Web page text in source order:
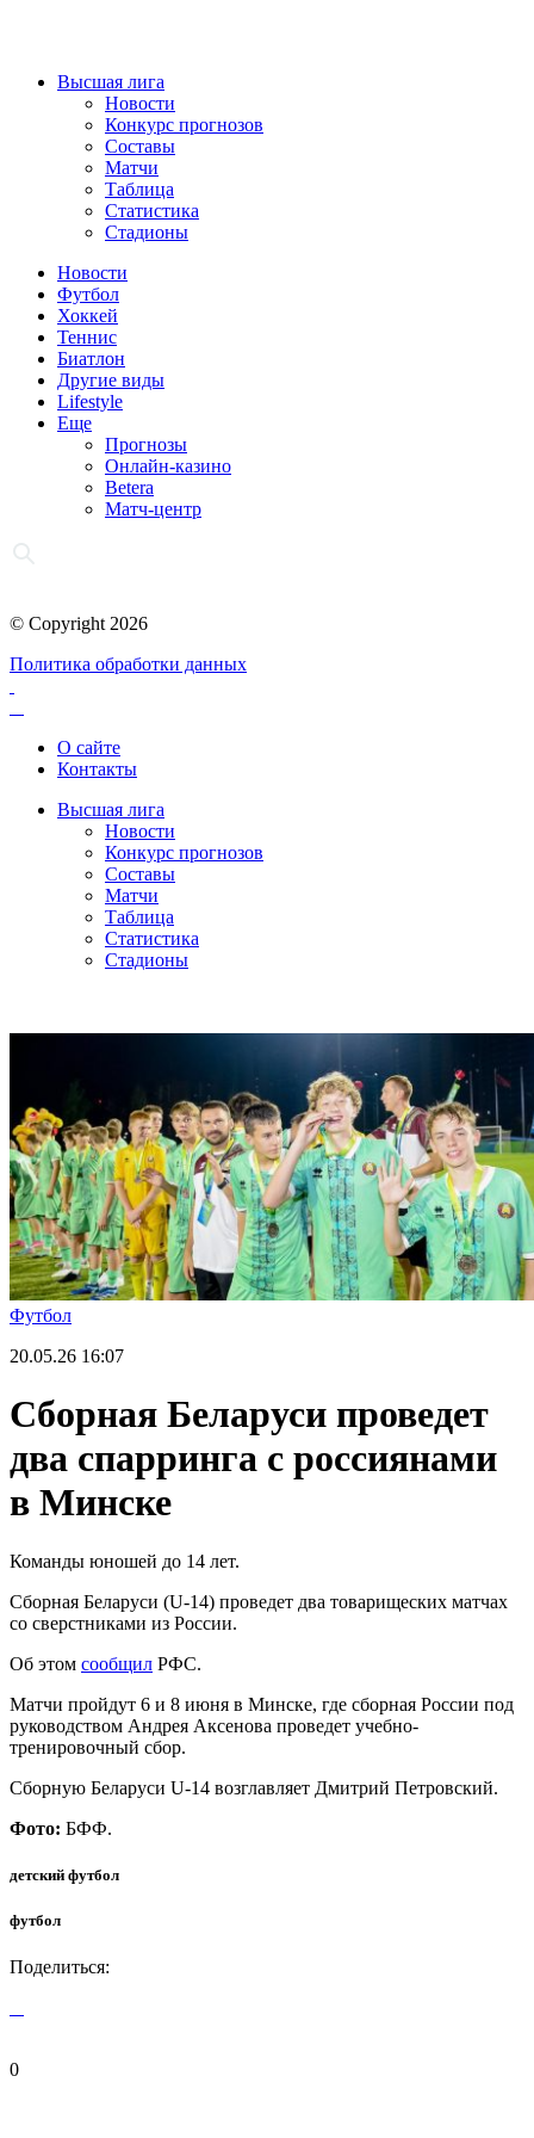
Высшая лига
Новости
Конкурс прогнозов
Составы
Матчи
Таблица
Статистика
Стадионы
Новости
Футбол
Хоккей
Теннис
Биатлон
Другие виды
Lifestyle
Еще
Прогнозы
Онлайн-казино
Betera
Матч-центр
© Copyright 2026
Политика обработки данных
О сайте
Контакты
Высшая лига
Новости
Конкурс прогнозов
Составы
Матчи
Таблица
Статистика
Стадионы
Футбол
20.05.26 16:07
Сборная Беларуси проведет
два спарринга с россиянами
в Минске
Команды юношей до 14 лет.
Сборная Беларуси (U-14) проведет два товарищеских матчах
со сверстниками из России.
Об этом сообщил РФС.
Матчи пройдут 6 и 8 июня в Минске, где сборная России под
руководством Андрея Аксенова проведет учебно-
тренировочный сбор.
Сборную Беларуси U-14 возглавляет Дмитрий Петровский.
Фото: БФФ.
детский футбол
футбол
Поделиться:
0